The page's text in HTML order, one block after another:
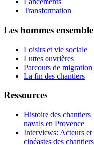
Lancements
Transformation
Les hommes ensemble
Loisirs et vie sociale
Luttes ouvrières
Parcours de migration
La fin des chantiers
Ressources
Histoire des chantiers
navals en Provence
Interviews: Acteurs et
cinéastes des chantiers